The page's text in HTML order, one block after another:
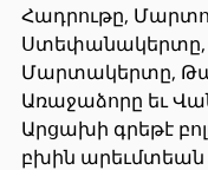
Հադրութը,
Ստեփանակերտը,
Մարտակերտը,
Առաջաձորը եւ
Արցախի գրեթէ
բխին արեւմտեան